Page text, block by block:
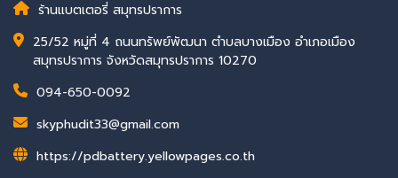
ร้านแบตเตอรี่ สมุทรปราการ
25/52 หมู่ที่ 4 ถนนทรัพย์พัฒนา ตำบลบางเมือง อำเภอเมือง
สมุทรปราการ จังหวัดสมุทรปราการ 10270
094-650-0092
skyphudit33@gmail.com
https://pdbattery.yellowpages.co.th